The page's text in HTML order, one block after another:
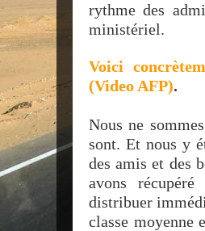
rythme des
ministériel.
Voici
(Video AFP).
Nous ne
sont. Et nous y
des amis et des
avons
distribuer
classe moyenne